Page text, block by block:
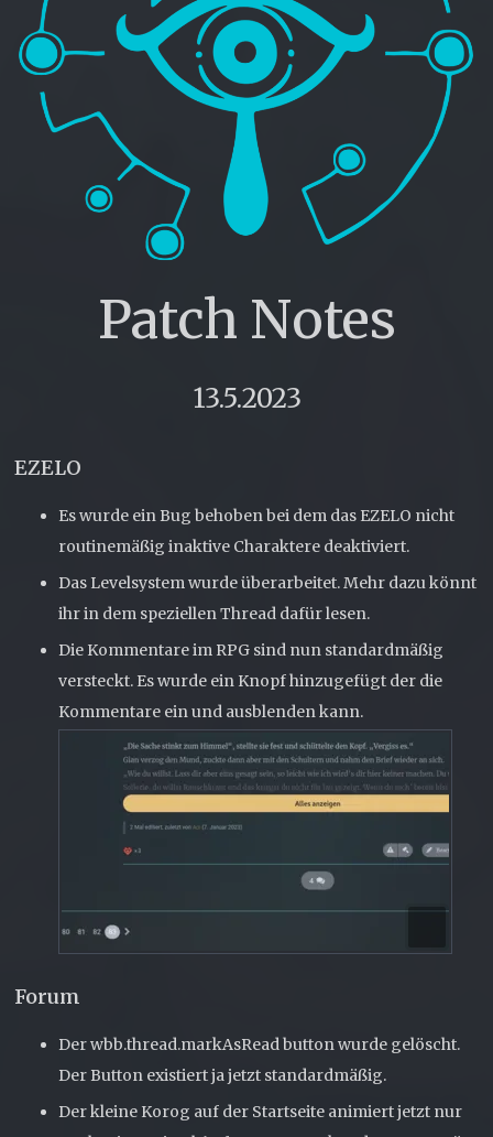
Patch Notes
13.5.2023
EZELO
Es wurde ein Bug behoben bei dem das EZELO nicht
routinemäßig inaktive Charaktere deaktiviert.
Das Levelsystem wurde überarbeitet. Mehr dazu könnt
ihr in dem speziellen Thread dafür lesen.
Die Kommentare im RPG sind nun standardmäßig
versteckt. Es wurde ein Knopf hinzugefügt der die
Kommentare ein und ausblenden kann.
Forum
Der wbb.thread.markAsRead button wurde gelöscht.
Der Button existiert ja jetzt standardmäßig.
Der kleine Korog auf der Startseite animiert jetzt nur